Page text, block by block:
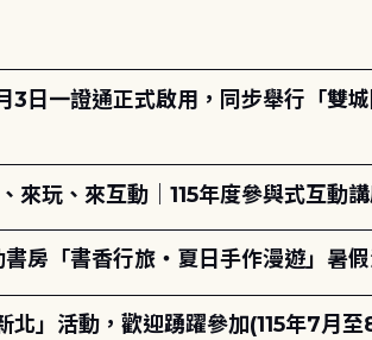
3日一證通正式啟用，同步舉行「雙
來玩、來互動｜115年度參與式互動
書房「書香行旅・夏日手作漫遊」
北」活動，歡迎踴躍參加(115年7月至